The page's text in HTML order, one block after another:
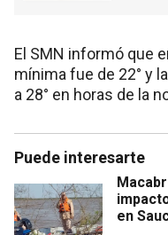
El SMN informó que
mínima fue de 22° y
a 28° en horas de la
Puede interesarte
en